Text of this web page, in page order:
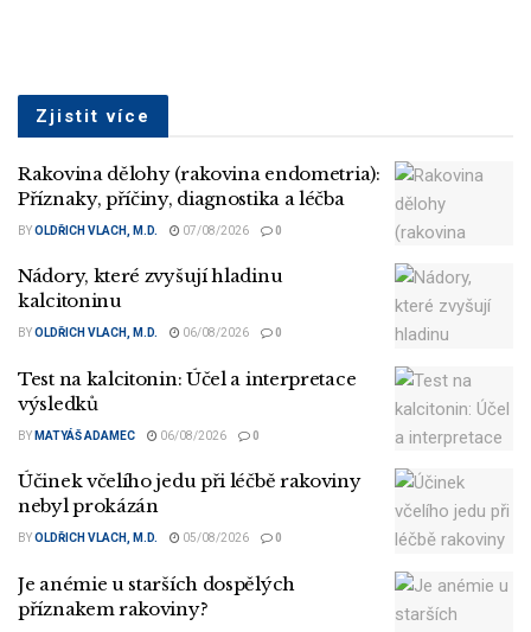
Zjistit více
Rakovina dělohy (rakovina endometria):
Příznaky, příčiny, diagnostika a léčba
BYOLDŘICH VLACH, M.D. 07/08/2026 0
Nádory, které zvyšují hladinu
kalcitoninu
BYOLDŘICH VLACH, M.D. 06/08/2026 0
Test na kalcitonin: Účel a interpretace
výsledků
BY MATYÁŠ ADAMEC 06/08/2026 0
Účinek včelího jedu při léčbě rakoviny
nebyl prokázán
BYOLDŘICH VLACH, M.D. 05/08/2026 0
Je anémie u starších dospělých
příznakem rakoviny?